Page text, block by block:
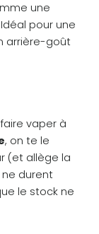
une
pour une
arrière-goût
vaper à
, on te le
(et allège la
durent
le stock ne